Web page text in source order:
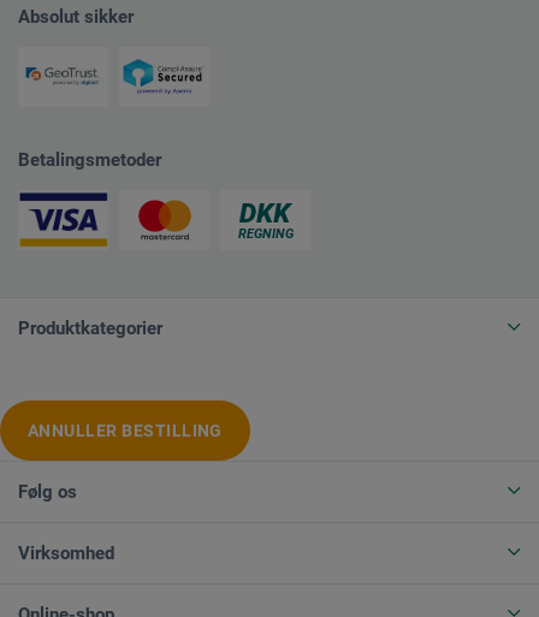
Absolut sikker
Betalingsmetoder
Produktkategorier
ANNULLER BESTILLING
Følg os
Virksomhed